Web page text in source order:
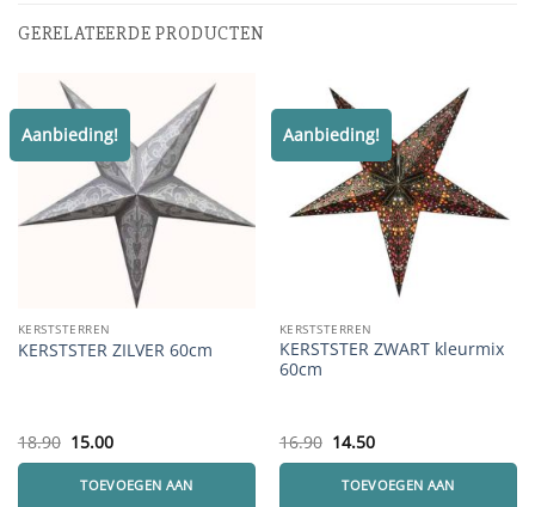
GERELATEERDE PRODUCTEN
Aanbieding!
KERSTSTERREN
KERSTSTER ZILVER 60cm
18.90 Oorspronkelijke
18.90.
15.00Huidige
15.00.
TOEVOEGEN AAN
Aanbieding!
KERSTSTERREN
KERSTSTER ZWART kleurmix
60cm
16.90 Oorspronkelijke
16.90.
14.50Huidige
14.50.
TOEVOEGEN AAN